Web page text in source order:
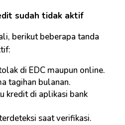
sudah tidak aktif
berikut beberapa tanda
di EDC maupun online.
tagihan bulanan.
kredit di aplikasi bank
saat verifikasi.